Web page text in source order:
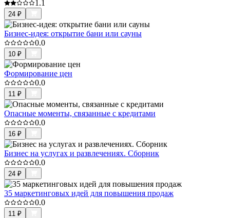
1.1
24 ₽
Бизнес-идея: открытие бани или сауны
0.0
10 ₽
Формирование цен
0.0
11 ₽
Опасные моменты, связанные с кредитами
0.0
16 ₽
Бизнес на услугах и развлечениях. Сборник
0.0
24 ₽
35 маркетинговых идей для повышения продаж
0.0
11 ₽